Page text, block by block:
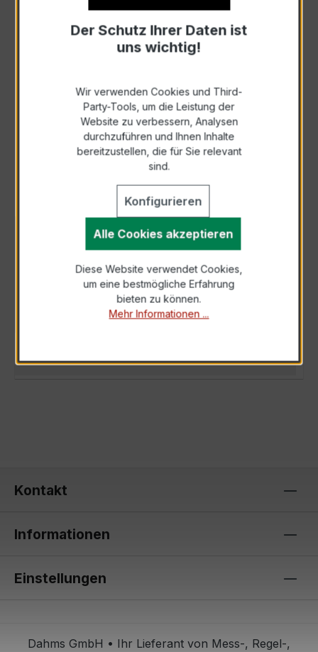
Auswahl zurücksetzen
Anfrage schriftlich
Als PDF exportieren
BESCHREIBUNG
Der Wickelstromwandler WSK 40 15/5 A 10 VA
Kl. 0,5 ist ein kompakter, hochpräziser
Niederspannungs-Messwandler der
Mehr
Kontakt
Informationen
Einstellungen
Dahms GmbH • Ihr Lieferant von Mess-, Regel-,
Der Schutz Ihrer Daten ist
uns wichtig!
Wir verwenden Cookies und Third-
Party-Tools, um die Leistung der
Website zu verbessern, Analysen
durchzuführen und Ihnen Inhalte
bereitzustellen, die für Sie relevant
sind.
Konfigurieren
Alle Cookies akzeptieren
Diese Website verwendet Cookies,
um eine bestmögliche Erfahrung
bieten zu können.
Mehr Informationen ...